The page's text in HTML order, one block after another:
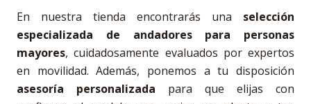
En nuestra tienda encontrarás una selección
especializada de andadores para personas
mayores, cuidadosamente evaluados por expertos
en movilidad. Además, ponemos a tu disposición
asesoría personalizada para que elijas con